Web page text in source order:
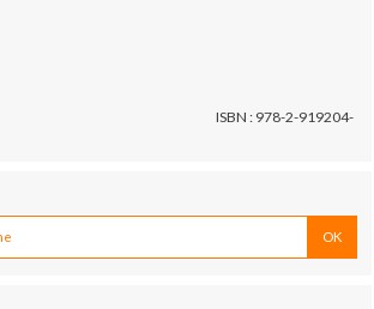
ISBN : 978-2-919204-